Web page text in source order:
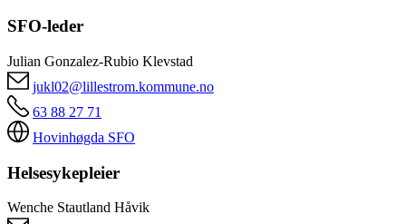
SFO-leder
Julian Gonzalez-Rubio Klevstad
jukl02@lillestrom.kommune.no
63 88 27 71
Hovinhøgda SFO
Helsesykepleier
Wenche Stautland Håvik